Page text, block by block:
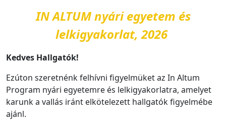
IN ALTUM nyári egyetem és
lelkigyakorlat, 2026
Kedves Hallgatók!
Ezúton szeretnénk felhívni figyelmüket az In Altum
Program nyári egyetemre és lelkigyakorlatra, amelyet
karunk a vallás iránt elkötelezett hallgatók figyelmébe
ajánl.